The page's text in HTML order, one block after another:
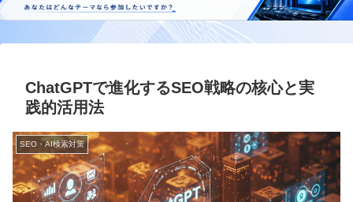
ChatGPTで進化するSEO戦略の核心と実
践的活用法
SEO・AI検索対策